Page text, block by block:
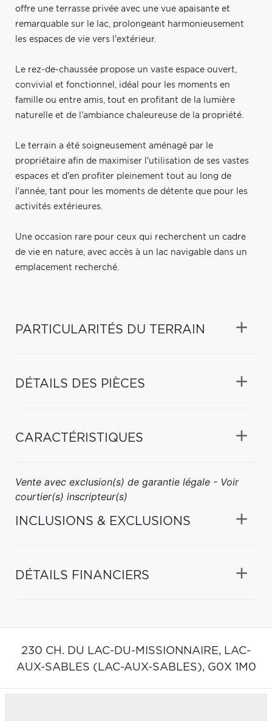
offre une terrasse privée avec une vue apaisante et
remarquable sur le lac, prolongeant harmonieusement
les espaces de vie vers l'extérieur.
Le rez-de-chaussée propose un vaste espace ouvert,
convivial et fonctionnel, idéal pour les moments en
famille ou entre amis, tout en profitant de la lumière
naturelle et de l'ambiance chaleureuse de la propriété.
Le terrain a été soigneusement aménagé par le
propriétaire afin de maximiser l'utilisation de ses vastes
espaces et d'en profiter pleinement tout au long de
l'année, tant pour les moments de détente que pour les
activités extérieures.
Une occasion rare pour ceux qui recherchent un cadre
de vie en nature, avec accès à un lac navigable dans un
emplacement recherché.
PARTICULARITÉS DU TERRAIN
DÉTAILS DES PIÈCES
CARACTÉRISTIQUES
Vente avec exclusion(s) de garantie légale - Voir
courtier(s) inscripteur(s)
INCLUSIONS & EXCLUSIONS
DÉTAILS FINANCIERS
230 CH. DU LAC-DU-MISSIONNAIRE, LAC-
AUX-SABLES (LAC-AUX-SABLES), G0X 1M0